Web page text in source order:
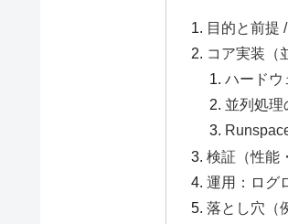
目的と前提
コア実装（
ハードウ
並列処理
検証（性能
運用：ログ
落とし穴（